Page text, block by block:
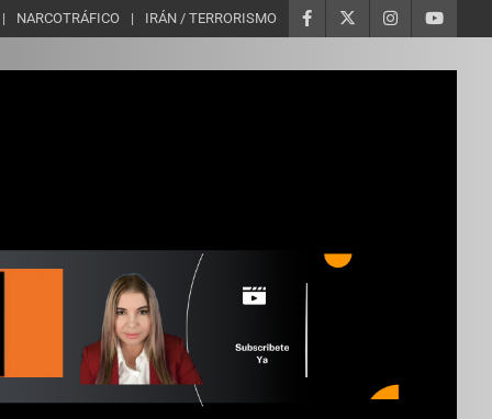
NARCOTRÁFICO IRÁN / TERRORISMO